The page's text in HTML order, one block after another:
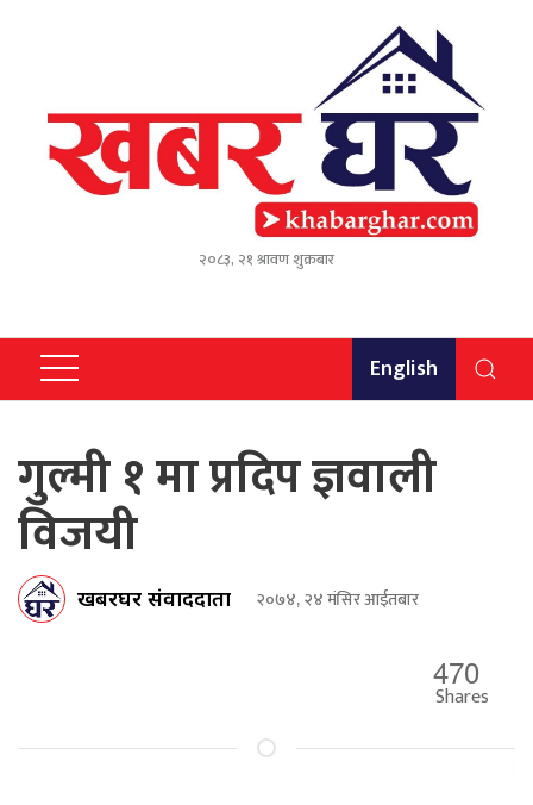
२०८३, २१ श्रावण शुक्रबार
English
गुल्मी १ मा प्रदिप ज्ञवाली
विजयी
खबरघर संवाददाता २०७४, २४ मंसिर आईतबार
470
Shares